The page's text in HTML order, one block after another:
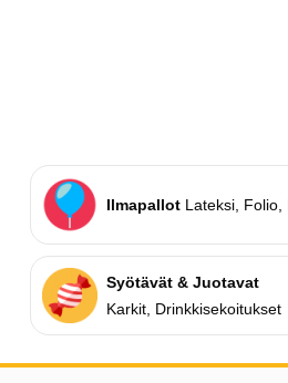
Ilmapallot Lateksi, Folio,
Syötävät & Juotavat
Karkit, Drinkkisekoitukset